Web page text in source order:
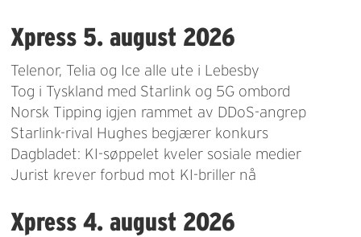
Xpress 5. august 2026
Telenor, Telia og Ice alle ute i Lebesby
Tog i Tyskland med Starlink og 5G ombord
Norsk Tipping igjen rammet av DDoS-angrep
Starlink-rival Hughes begjærer konkurs
Dagbladet: KI-søppelet kveler sosiale medier
Jurist krever forbud mot KI-briller nå
Xpress 4. august 2026